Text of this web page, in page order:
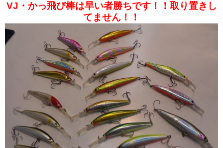
VJ・かっ飛び棒は早い者勝ちです！！取り置きし
てません！！